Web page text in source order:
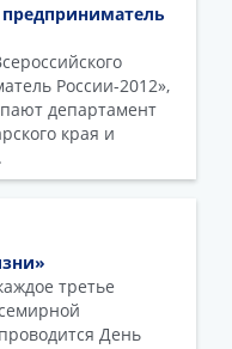
России-2012»,
департамент
края и
третье
День